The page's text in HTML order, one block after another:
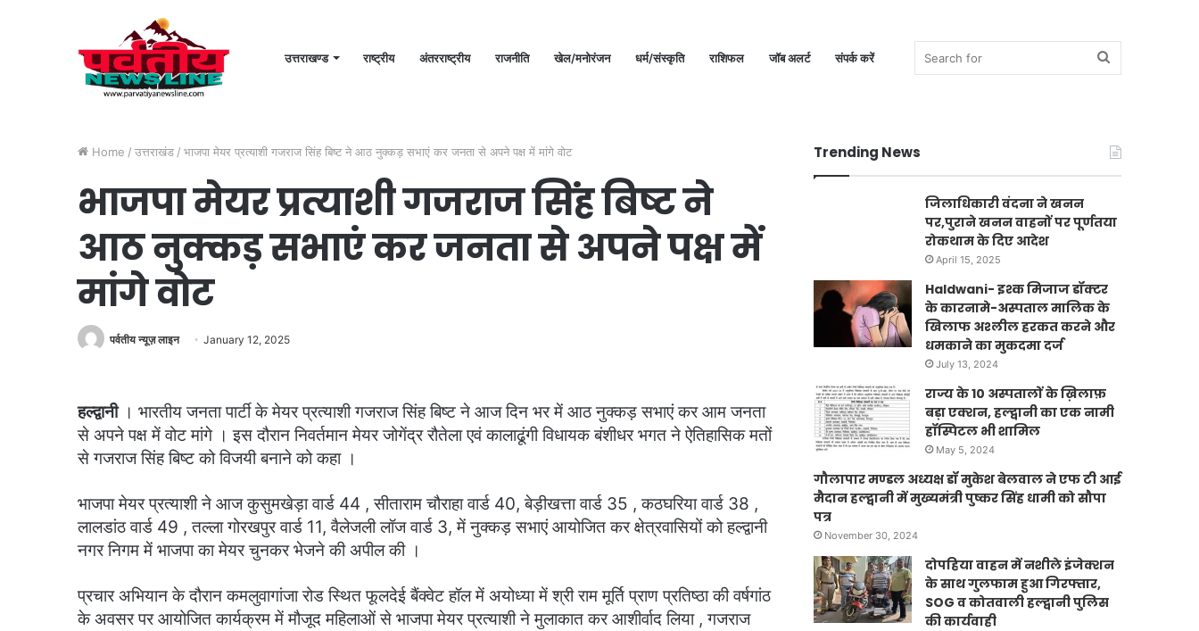
उत्तराखण्ड राष्ट्रीय अंतरराष्ट्रीय राजनीति खेल/मनोरंजन धर्म/संस्कृति राशिफल जॉब अलर्ट संपर्क करें
for
Home / उत्तराखंड / भाजपा मेयर प्रत्याशी गजराज सिंह बिष्ट ने आठ नुक्कड़ सभाएं कर जनता से अपने पक्ष में मांगे वोट
भाजपा मेयर प्रत्याशी गजराज सिंह बिष्ट ने
आठ नुक्कड़ सभाएं कर जनता से अपने पक्ष में
मांगे वोट
पर्वतीय न्यूज़ लाइन January 12, 2025
हल्द्वानी। भारतीय जनता पार्टी के मेयर प्रत्याशी गजराज सिंह बिष्ट ने आज दिन भर में आठ नुक्कड़ सभाएं कर आम जनता
से अपने पक्ष में वोट मांगे । इस दौरान निवर्तमान मेयर जोगेंद्र रौतेला एवं कालाढूंगी विधायक बंशीधर भगत ने ऐतिहासिक मतों
से गजराज सिंह बिष्ट को विजयी बनाने को कहा ।
भाजपा मेयर प्रत्याशी ने आज कुसुमखेड़ा वार्ड 44 , सीताराम चौराहा वार्ड 40, बेड़ीखत्ता वार्ड 35 , कठघरिया वार्ड 38 ,
लालडांठ वार्ड 49 , तल्ला गोरखपुर वार्ड 11, वैलेजली लॉज वार्ड 3, में नुक्कड़ सभाएं आयोजित कर क्षेत्रवासियों को हल्द्वानी
नगर निगम में भाजपा का मेयर चुनकर भेजने की अपील की ।
प्रचार अभियान के दौरान कमलुवागांजा रोड स्थित फूलदेई बैंक्वेट हॉल में अयोध्या में श्री राम मूर्ति प्राण प्रतिष्ठा की वर्षगांठ
के अवसर पर आयोजित कार्यक्रम में मौजूद महिलाओं से भाजपा मेयर प्रत्याशी ने मुलाकात कर आशीर्वाद लिया , गजराज
Trending News
जिलाधिकारी वंदना ने खनन
पर,पुराने खनन वाहनों पर पूर्णतया
रोकथाम के दिए आदेश
April 15, 2025
Haldwani- इश्क मिजाज डॉक्टर
के कारनामे-अस्पताल मालिक के
खिलाफ अश्लील हरकत करने और
धमकाने का मुकदमा दर्ज
July 13, 2024
राज्य के 10 अस्पतालों के ख़िलाफ़
बड़ा एक्शन, हल्द्वानी का एक नामी
हॉस्पिटल भी शामिल
May 5, 2024
गौलापार मण्डल अध्यक्ष डॉ मुकेश बेलवाल ने एफ टी आई
मैदान हल्द्वानी में मुख्यमंत्री पुष्कर सिंह धामी को सौपा
पत्र
November 30, 2024
दोपहिया वाहन में नशीले इंजेक्शन
के साथ गुलफाम हुआ गिरफ्तार,
SOG व कोतवाली हल्द्वानी पुलिस
की कार्यवाही